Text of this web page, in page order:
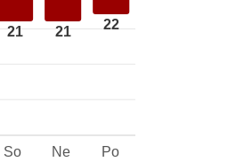
21 21 22
So Ne Po